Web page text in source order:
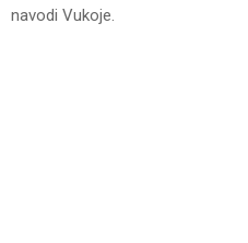
navodi Vukoje.